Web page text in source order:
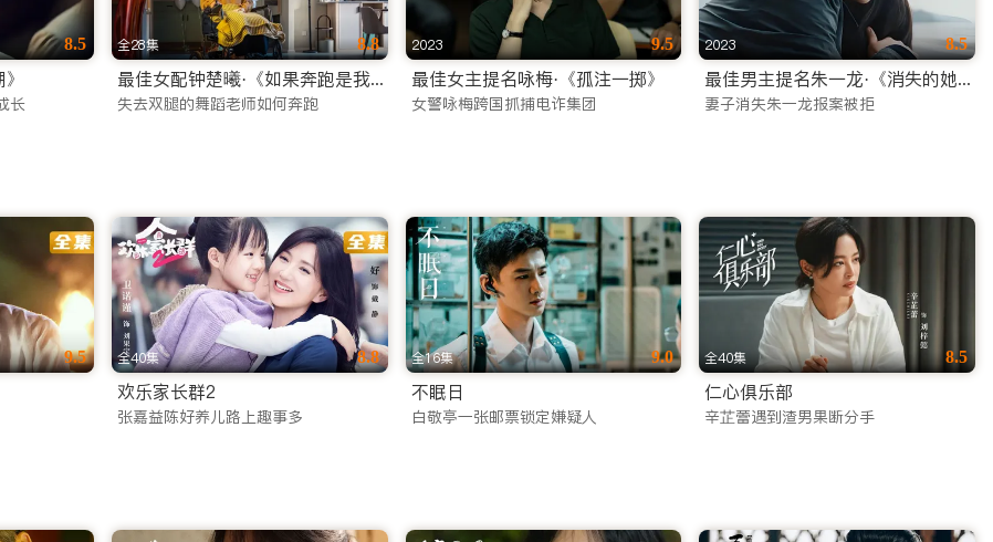
8.5
长
全28集 8.8
最佳女配钟楚曦·《如果奔跑是我的人生》
失去双腿的舞蹈老师如何奔跑
2023 9.5
最佳女主提名咏梅·《孤注一掷》
女警咏梅跨国抓捕电诈集团
2023 8.5
最佳男主提名朱一龙·《消失的她》
妻子消失朱一龙报案被拒
9.5 全40集 8.8
欢乐家长群2
张嘉益陈好养儿路上趣事多
全16集 9.0
不眠日
白敬亭一张邮票锁定嫌疑人
全40集 8.5
仁心俱乐部
辛芷蕾遇到渣男果断分手